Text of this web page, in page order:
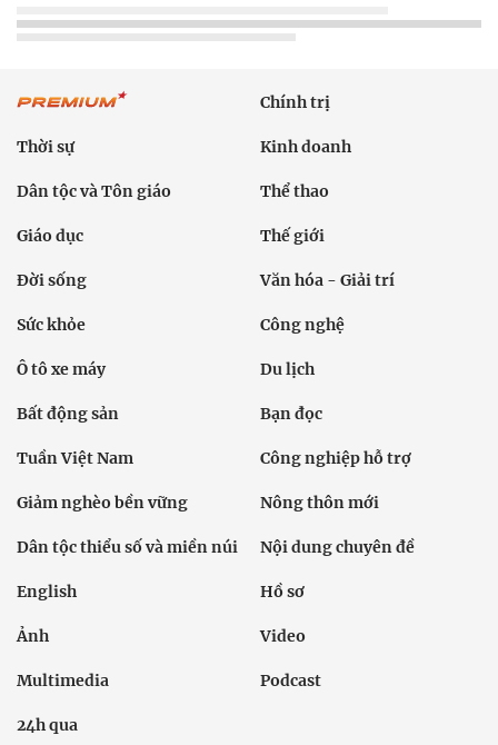
Chính trị
Thời sự Kinh doanh
Dân tộc và Tôn giáo Thể thao
Giáo dục Thế giới
Đời sống Văn hóa - Giải trí
Sức khỏe Công nghệ
Ô tô xe máy Du lịch
Bất động sản Bạn đọc
Tuần Việt Nam Công nghiệp hỗ trợ
Giảm nghèo bền vững Nông thôn mới
Dân tộc thiểu số và miền núi Nội dung chuyên đề
English Hồ sơ
Ảnh Video
Multimedia Podcast
24h qua